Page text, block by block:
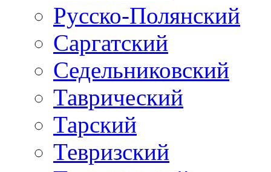
Русско-Полянский
Саргатский
Седельниковский
Таврический
Тарский
Тевризский